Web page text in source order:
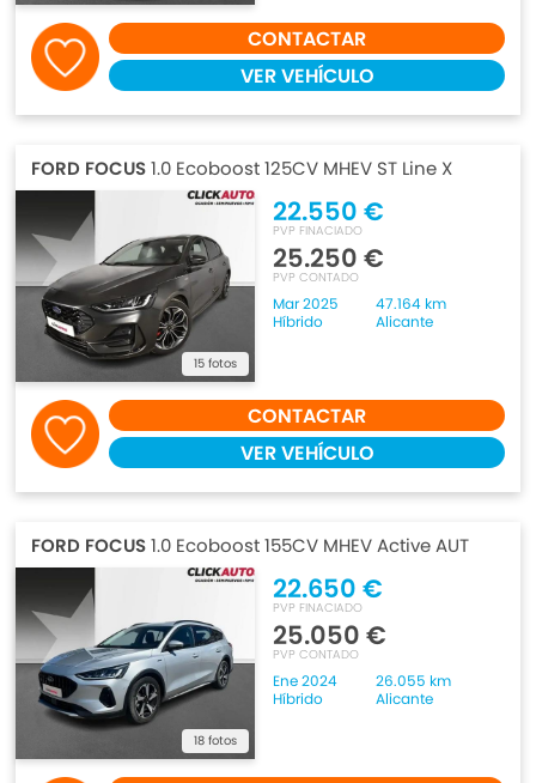
CONTACTAR
VER VEHÍCULO
FORD FOCUS1.0 Ecoboost 125CV MHEV ST Line X
15 fotos
22.550 €
PVP FINACIADO
25.250 €
PVP CONTADO
Mar 2025
47.164 km
Híbrido
Alicante
CONTACTAR
VER VEHÍCULO
FORD FOCUS1.0 Ecoboost 155CV MHEV Active AUT
18 fotos
22.650 €
PVP FINACIADO
25.050 €
PVP CONTADO
Ene 2024
26.055 km
Híbrido
Alicante